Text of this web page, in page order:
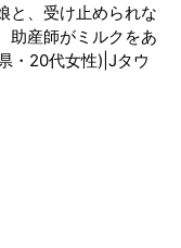
と、受け止められな
助産師がミルクをあ
・20代女性)|Jタウ